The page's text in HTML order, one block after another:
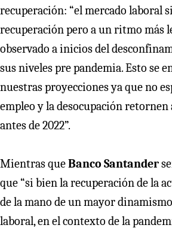
recuperación: “el mercado laboral
recuperación pero a un ritmo más
observado a inicios del
sus niveles pre pandemia. Esto se
nuestras proyecciones ya que no
empleo y la desocupación retornen
antes de 2022”.
Mientras queBanco Santander
que “si bien la recuperación de la
de la mano de un mayor
laboral, en el contexto de la